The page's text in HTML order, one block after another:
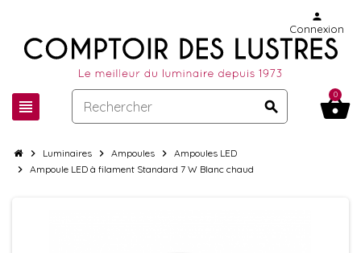
view_headline search
person
Connexion
shopping_basket
0
chevron_right Luminaires chevron_right Ampoules chevron_right Ampoules LED
chevron_right Ampoule LED à filament Standard 7 W Blanc chaud